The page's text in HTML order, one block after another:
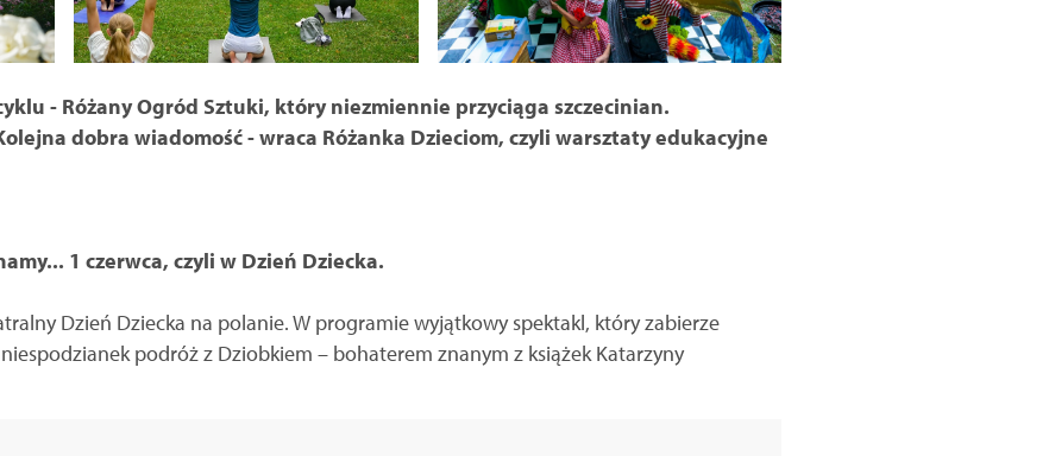
- Różany Ogród Sztuki, który niezmiennie przyciąga szczecinian.
dobra wiadomość - wraca Różanka Dzieciom, czyli warsztaty edukacyjne
1 czerwca, czyli w Dzień Dziecka.
Dzień Dziecka na polanie. W programie wyjątkowy spektakl, który zabierze
podróż z Dziobkiem – bohaterem znanym z książek Katarzyny